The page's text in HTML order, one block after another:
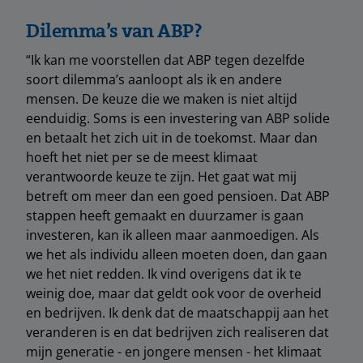
Dilemma’s van ABP?
“Ik kan me voorstellen dat ABP tegen dezelfde
soort dilemma’s aanloopt als ik en andere
mensen. De keuze die we maken is niet altijd
eenduidig. Soms is een investering van ABP solide
en betaalt het zich uit in de toekomst. Maar dan
hoeft het niet per se de meest klimaat
verantwoorde keuze te zijn. Het gaat wat mij
betreft om meer dan een goed pensioen. Dat ABP
stappen heeft gemaakt en duurzamer is gaan
investeren, kan ik alleen maar aanmoedigen. Als
we het als individu alleen moeten doen, dan gaan
we het niet redden. Ik vind overigens dat ik te
weinig doe, maar dat geldt ook voor de overheid
en bedrijven. Ik denk dat de maatschappij aan het
veranderen is en dat bedrijven zich realiseren dat
mijn generatie - en jongere mensen - het klimaat